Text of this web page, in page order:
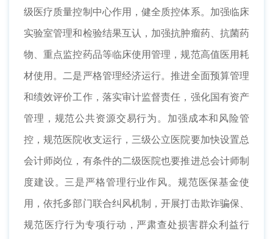
级医疗质量控制中心作用，健全质控体系。加强临床
实验室管理和检验结果互认，加强抗肿瘤药、抗菌药
物、重点监控药品等临床使用管理，规范高值医用耗
材使用。二是严格管理经济运行。推进全面预算管理
和绩效评价工作，落实审计监督责任，强化国有资产
管理，规范公共资源交易行为。加强成本和风险管
控，规范医院收支运行，三级公立医院要加快设置总
会计师岗位，有条件的二级医院也要推进总会计师制
度建设。三是严格管理行业作风。规范医保基金使
用，依托多部门联合纠风机制，开展打击欺诈骗保、
规范医疗行为专项行动，严肃查处损害群众利益行